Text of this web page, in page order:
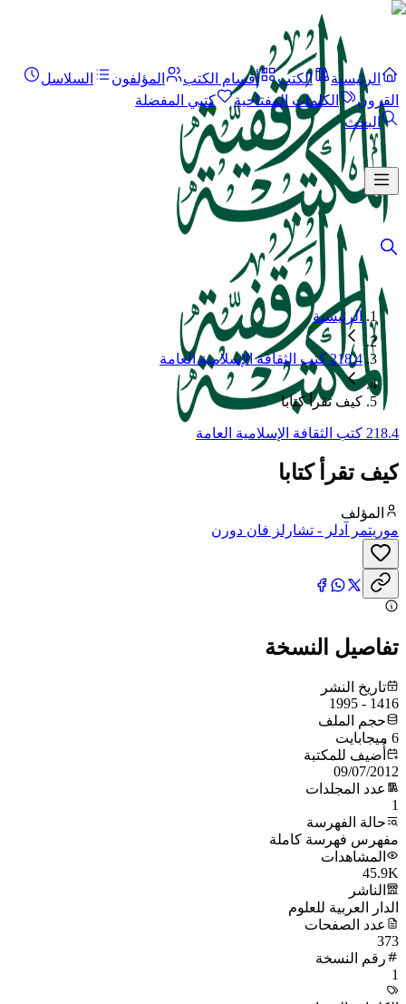
الرئيسية الكتب أقسام الكتب المؤلفون
السلاسل
القرون
الكلمات المفتاحية
كتبي المفضلة
البحث
الرئيسية
218.4 كتب الثقافة الإسلامية العامة
كيف تقرأ كتابا
218.4 كتب الثقافة الإسلامية العامة
كيف تقرأ كتابا
المؤلف
موريتمر آدلر - تشارلز فان دورن
تفاصيل النسخة
تاريخ النشر
1416 - 1995
حجم الملف
6 ميجابايت
أُضيف للمكتبة
09/07/2012
عدد المجلدات
1
حالة الفهرسة
مفهرس فهرسة كاملة
المشاهدات
45.9K
الناشر
الدار العربية للعلوم
عدد الصفحات
373
رقم النسخة
1